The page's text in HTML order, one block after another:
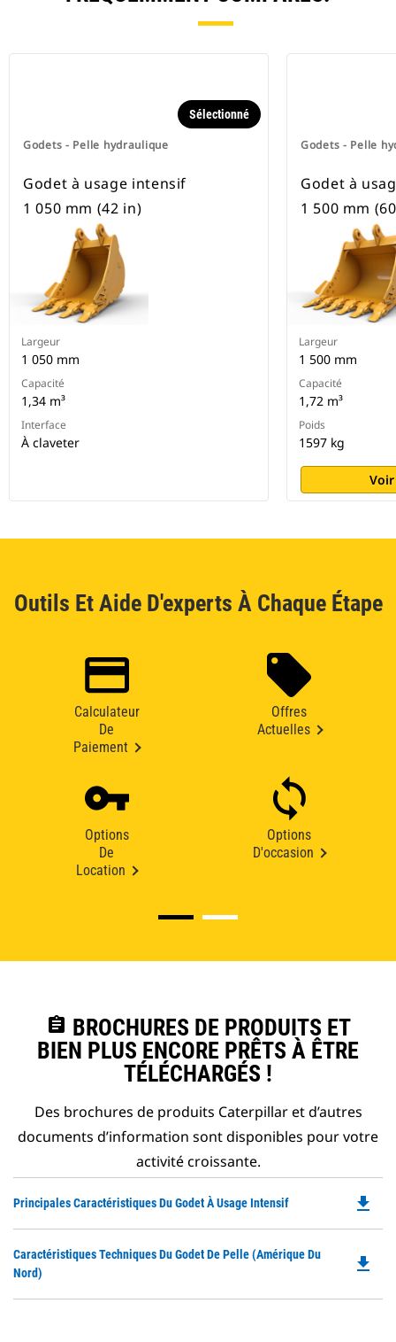
Godets - Pelle hydraulique
Sélectionné
Godet à usage intensif
1 050 mm (42 in)
Largeur
1 050 mm
Capacité
1,34 m³
Interface
À claveter
Godets - Pelle
Godet à
1 500 mm
Largeur
1 500 mm
Capacité
1,72 m³
Poids
1597 kg
Outils Et Aide D'experts À Chaque Étape
Calculateur
De
Paiement
Offres
Actuelles
Options
De
Location
Options
D'occasion
assignment BROCHURES DE PRODUITS ET
BIEN PLUS ENCORE PRÊTS À ÊTRE
TÉLÉCHARGÉS !
Des brochures de produits Caterpillar et d’autres
documents d’information sont disponibles pour votre
activité croissante.
Principales Caractéristiques Du Godet À Usage Intensif file_download
Caractéristiques Techniques Du Godet De Pelle (Amérique Du
Nord)
file_download